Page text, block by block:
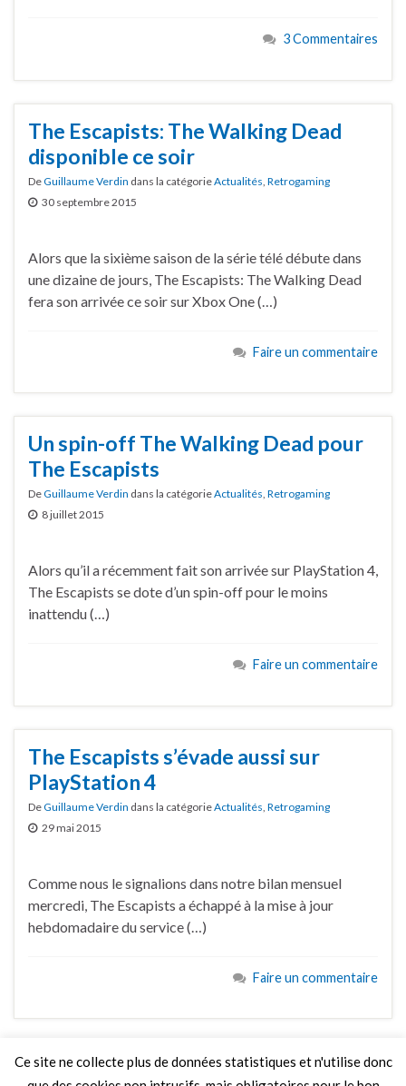
3 Commentaires
The Escapists: The Walking Dead
disponible ce soir
DeGuillaume Verdin dans la catégorieActualités Retrogaming
30 septembre 2015
Alors que la sixième saison de la série télé débute dans
une dizaine de jours, The Escapists: The Walking Dead
fera son arrivée ce soir sur Xbox One (…)
Faire un commentaire
Un spin-off The Walking Dead pour
The Escapists
DeGuillaume Verdin dans la catégorieActualités, Retrogaming
8 juillet 2015
Alors qu’il a récemment fait son arrivée sur PlayStation 4,
The Escapists se dote d’un spin-off pour le moins
inattendu (…)
Faire un commentaire
The Escapists s’évade aussi sur
PlayStation 4
DeGuillaume Verdin dans la catégorieActualités Retrogaming
29 mai 2015
Comme nous le signalions dans notre bilan mensuel
mercredi, The Escapists a échappé à la mise à jour
hebdomadaire du service (…)
Faire un commentaire
Ce site ne collecte plus de données statistiques et n'utilise donc